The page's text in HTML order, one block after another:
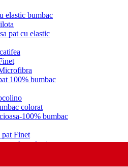
elastic bumbac
pat cu elastic
100% bumbac
colorat
100% bumbac
Finet
cu elastic